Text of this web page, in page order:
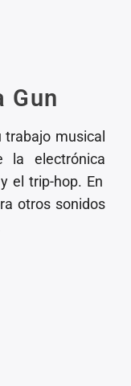
Gun
trabajo musical
la electrónica
el trip-hop. En
otros sonidos